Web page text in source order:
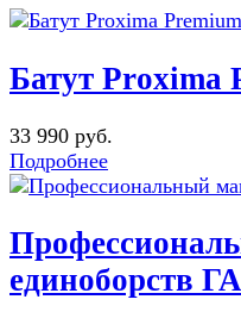
Батут Proxima
33 990 руб.
Подробнее
единоборств